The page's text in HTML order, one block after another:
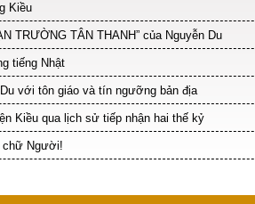
Kiều
TRƯỜNG TÂN THANH” của Nguyễn Du
tiếng Nhật
với tôn giáo và tín ngưỡng bản địa
Kiều qua lịch sử tiếp nhận hai thế kỷ
chữ Người!